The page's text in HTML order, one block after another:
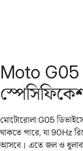
Moto G05
মোটোরোলা G05
থাকতে পারে, যা 90Hz
আসবে। এতে জল ও